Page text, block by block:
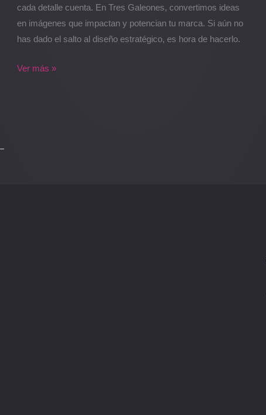
cada detalle cuenta. En Tres Galeones, convertimos ideas
en imágenes que impactan y potencian tu marca. Si aún no
has dado el salto al diseño estratégico, es hora de hacerlo.
Ver más »